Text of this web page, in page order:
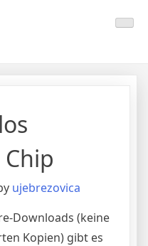
ujebrezovica
Downloads (keine
Kopien) gibt es